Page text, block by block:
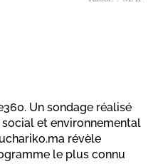
Un sondage réalisé
et environnemental
révèle
le plus connu